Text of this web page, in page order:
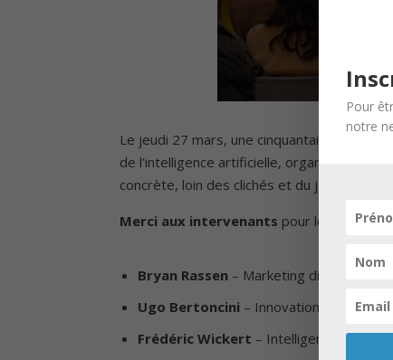
Le jeudi 27 mars, une cinquantaine de
de l’intelligence artificielle, organisée en
concrète, loin des clichés et du jargon
Merci aux intervenants pour leurs
Bryan Rassen – Marketing digital &
Ugo Bertoncini – Innovation visuelle &
Frédéric Wickert – Intelligence
Pour
notre